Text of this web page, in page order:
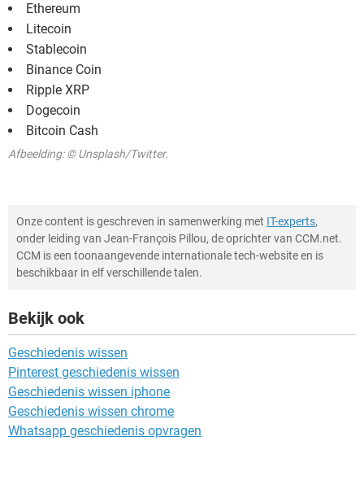
Ethereum
Litecoin
Stablecoin
Binance Coin
Ripple XRP
Dogecoin
Bitcoin Cash
Afbeelding: © Unsplash/Twitter.
Onze content is geschreven in samenwerking met IT-experts,
onder leiding van Jean-François Pillou, de oprichter van CCM.net.
CCM is een toonaangevende internationale tech-website en is
beschikbaar in elf verschillende talen.
Bekijk ook
Geschiedenis wissen
Pinterest geschiedenis wissen
Geschiedenis wissen iphone
Geschiedenis wissen chrome
Whatsapp geschiedenis opvragen